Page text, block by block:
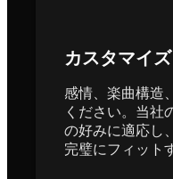
カスタマイ
感情、楽曲構造
ください。当社
の好みに適応し
完璧にフィット